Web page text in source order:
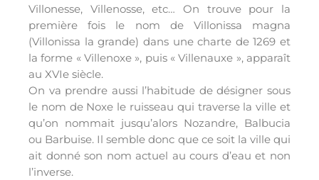
Villonesse, Villenosse, etc… On trouve pour la
première fois le nom de Villonissa magna
(Villonissa la grande) dans une charte de 1269 et
la forme « Villenoxe », puis « Villenauxe », apparaît
au XVIe siècle.
On va prendre aussi l’habitude de désigner sous
le nom de Noxe le ruisseau qui traverse la ville et
qu’on nommait jusqu’alors Nozandre, Balbucia
ou Barbuise. Il semble donc que ce soit la ville qui
ait donné son nom actuel au cours d’eau et non
l’inverse.